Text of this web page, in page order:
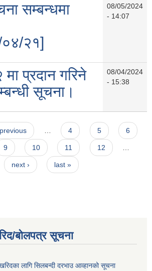
सम्बन्धमा
०४/२१]
08/05/2024
- 14:07
प्रदान गरिने
सूचना।
08/04/2024
- 15:38
4 5 6
9 10 11 12
next › last »
बोलपत्र सूचना
लागि सिलबन्दी दरभाउ आव्हानको सूचना